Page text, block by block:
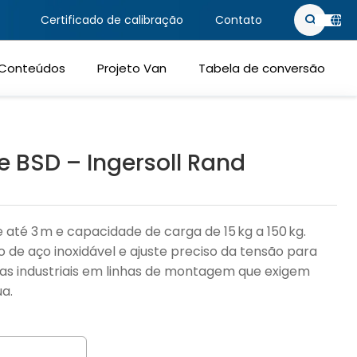
ativos
Certificado de calibração
Contato
PT-BR
Projeto Van Tabela de conversão
– Ingersoll Rand
3 m e capacidade de carga de 15 kg a 150 kg.
aço inoxidável e ajuste preciso da tensão para
industriais em linhas de montagem que exigem